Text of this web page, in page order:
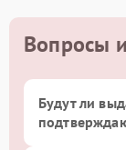
Вопросы
Будут ли